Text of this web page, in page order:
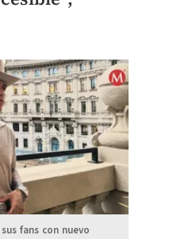
fans con nuevo